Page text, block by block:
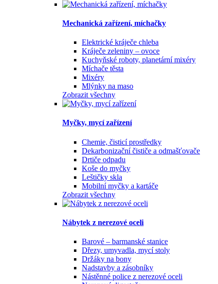
Mechanická zařízení, míchačky
Elektrické kráječe chleba
Kráječe zeleniny – ovoce
Kuchyňské roboty, planetární mixéry
Míchače těsta
Mixéry
Mlýnky na maso
Zobrazit všechny
Myčky, mycí zařízení
Chemie, čisticí prostředky
Dekarbonizační čističe a odmašťovače
Drtiče odpadu
Koše do myčky
Leštičky skla
Mobilní myčky a kartáče
Zobrazit všechny
Nábytek z nerezové oceli
Barové – barmanské stanice
Dřezy, umyvadla, mycí stoly
Držáky na bony
Nadstavby a zásobníky
Nástěnné police z nerezové oceli